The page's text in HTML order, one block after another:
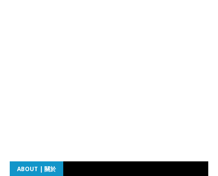
ABOUT | 關於